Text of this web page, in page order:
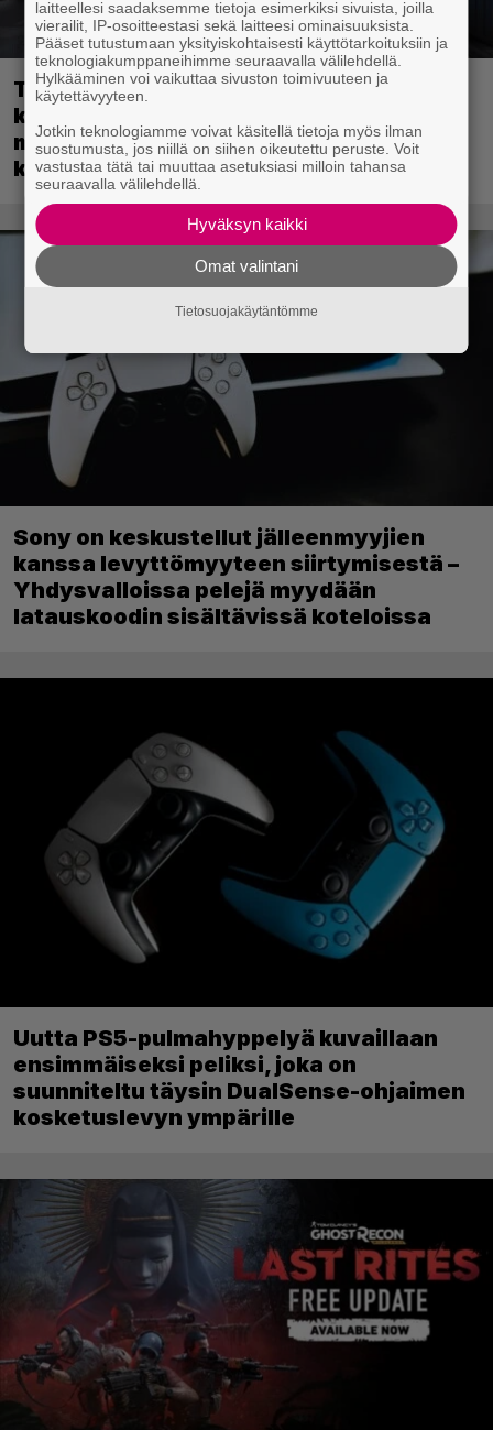
Tulevassa ajopelissä voi kokea
kyytipalveluyrittäjän arjen – jokaisella
matkustajalla on oma hulvaton,
koskettava tai outo tarinansa
Sony on keskustellut jälleenmyyjien
kanssa levyttömyyteen siirtymisestä –
Yhdysvalloissa pelejä myydään
latauskoodin sisältävissä koteloissa
Uutta PS5-pulmahyppelyä kuvaillaan
ensimmäiseksi peliksi, joka on
suunniteltu täysin DualSense-ohjaimen
kosketuslevyn ympärille
laitteellesi saadaksemme tietoja esimerkiksi sivuista, joilla
vierailit, IP-osoitteestasi sekä laitteesi ominaisuuksista.
Pääset tutustumaan yksityiskohtaisesti käyttötarkoituksiin ja
teknologiakumppaneihimme seuraavalla välilehdellä.
Hylkääminen voi vaikuttaa sivuston toimivuuteen ja
käytettävyyteen.
Jotkin teknologiamme voivat käsitellä tietoja myös ilman
suostumusta, jos niillä on siihen oikeutettu peruste. Voit
vastustaa tätä tai muuttaa asetuksiasi milloin tahansa
seuraavalla välilehdellä.
Hyväksyn kaikki
Omat valintani
Tietosuojakäytäntömme